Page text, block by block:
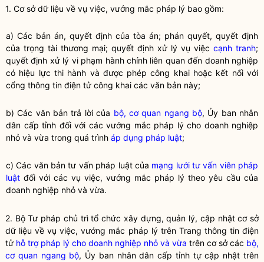
1. Cơ sở dữ liệu về vụ việc, vướng mắc pháp lý bao gồm:
a) Các bản án, quyết định của tòa án; phán quyết, quyết định
của trọng tài thương mại; quyết định xử lý vụ việc cạnh tranh;
quyết định xử lý vi phạm hành chính liên quan đến doanh nghiệp
có hiệu lực thi hành và được phép công khai hoặc kết nối với
cổng thông tin điện tử công khai các văn bản này;
b) Các văn bản trả lời của bộ, cơ quan ngang bộ, Ủy ban nhân
dân cấp tỉnh đối với các vướng mắc pháp lý cho doanh nghiệp
nhỏ và vừa trong quá trình áp dụng pháp luật;
c) Các văn bản tư vấn pháp luật của mạng lưới tư vấn viên pháp
luật đối với các vụ việc, vướng mắc pháp lý theo yêu cầu của
doanh nghiệp nhỏ và vừa.
2. Bộ Tư pháp chủ trì tổ chức xây dựng, quản lý, cập nhật cơ sở
dữ liệu về vụ việc, vướng mắc pháp lý trên Trang thông tin điện
tử hỗ trợ pháp lý cho doanh nghiệp nhỏ và vừa trên cơ sở các bộ,
cơ quan ngang bộ, Ủy ban nhân dân cấp tỉnh tự cập nhật trên